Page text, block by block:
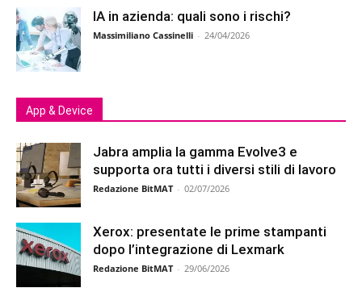
IA in azienda: quali sono i rischi?
Massimiliano Cassinelli - 24/04/2026
App & Device
Jabra amplia la gamma Evolve3 e
supporta ora tutti i diversi stili di lavoro
Redazione BitMAT - 02/07/2026
Xerox: presentate le prime stampanti
dopo l’integrazione di Lexmark
Redazione BitMAT - 29/06/2026